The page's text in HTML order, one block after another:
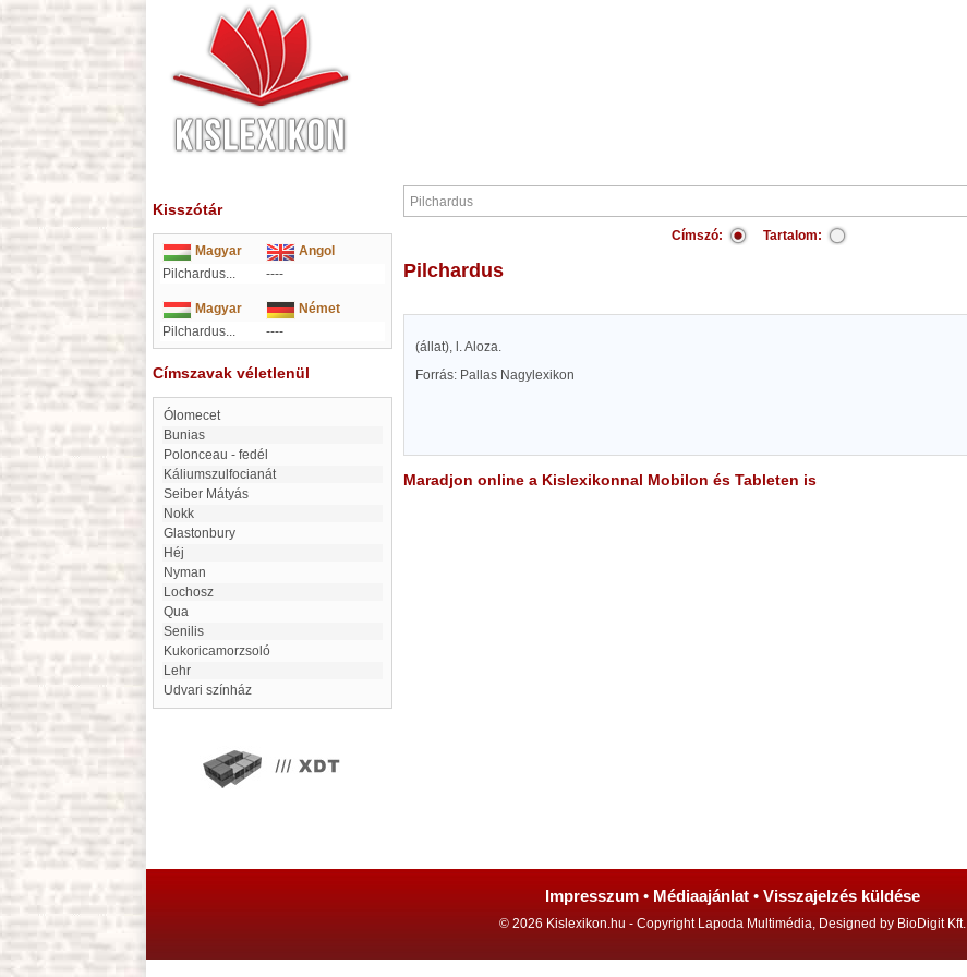
Kisszótár
Magyar
Angol
Pilchardus...
----
Magyar
Német
Pilchardus...
----
Címszavak véletlenül
Ólomecet
Bunias
Polonceau - fedél
Káliumszulfocianát
Seiber Mátyás
Nokk
Glastonbury
Héj
Nyman
Lochosz
Qua
Senilis
Kukoricamorzsoló
Lehr
udvari színház
Címszó: Tartalom:
Pilchardus
(állat), l. Aloza.
Forrás: Pallas Nagylexikon
Maradjon online a Kislexikonnal Mobilon és Tableten is
Impresszum • Médiaajánlat • Visszajelzés küldése
© 2026 Kislexikon.hu - Copyright Lapoda Multimédia, Designed by BioDigit Kft.